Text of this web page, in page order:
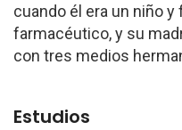
cuando él era un niño
farmacéutico, y su
con tres medios
Estudios